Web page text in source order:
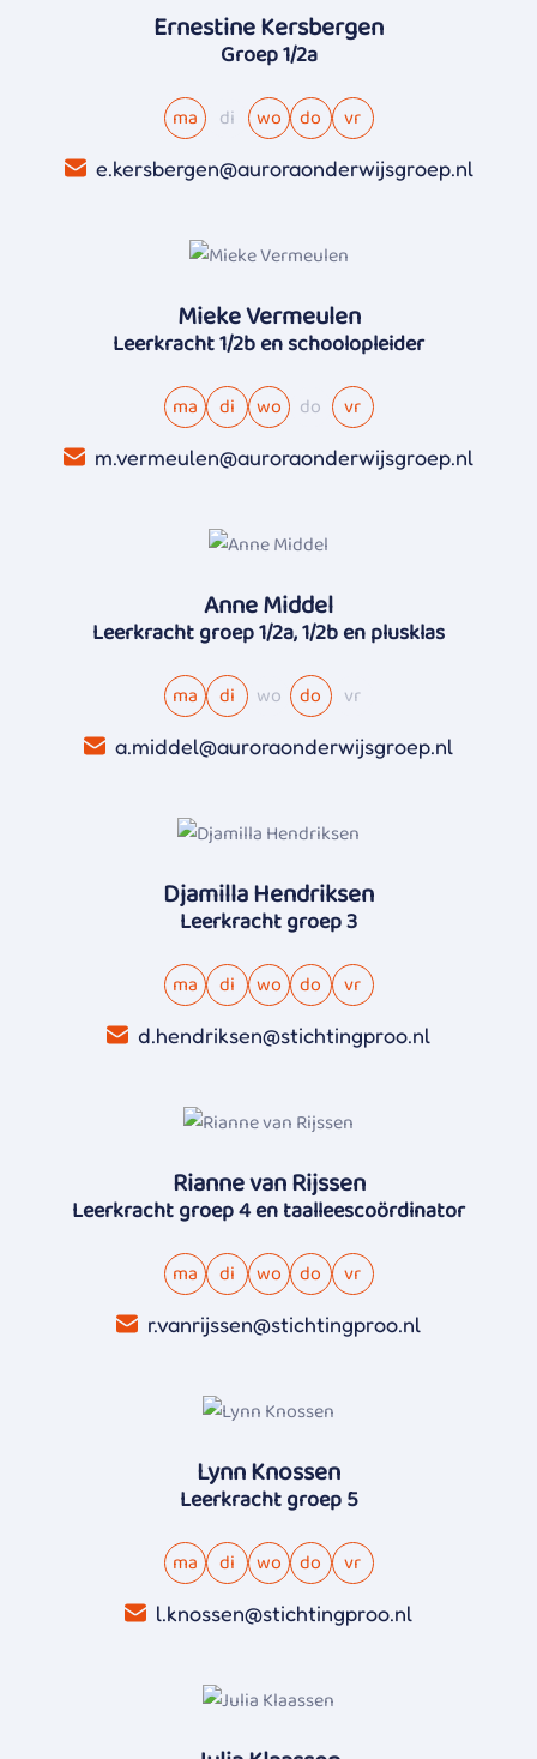
Ernestine Kersbergen
Groep 1/2a
ma di wo do vr
e.kersbergen@auroraonderwijsgroep.nl
Mieke Vermeulen
Leerkracht 1/2b en schoolopleider
ma di wo do vr
m.vermeulen@auroraonderwijsgroep.nl
Anne Middel
Leerkracht groep 1/2a, 1/2b en plusklas
ma di wo do vr
a.middel@auroraonderwijsgroep.nl
Djamilla Hendriksen
Leerkracht groep 3
ma di wo do vr
d.hendriksen@stichtingproo.nl
Rianne van Rijssen
Leerkracht groep 4 en taalleescoördinator
ma di wo do vr
r.vanrijssen@stichtingproo.nl
Lynn Knossen
Leerkracht groep 5
ma di wo do vr
l.knossen@stichtingproo.nl